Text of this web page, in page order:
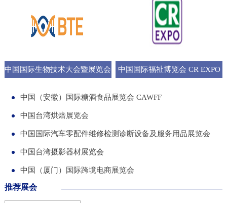
中国国际生物技术大会暨展览会 中国国际福祉博览会 CR EXPO
中国（安徽）国际糖酒食品展览会 CAWFF
中国台湾烘焙展览会
中国国际汽车零配件维修检测诊断设备及服务用品展览会
中国台湾摄影器材展览会
中国（厦门）国际跨境电商展览会
推荐展会